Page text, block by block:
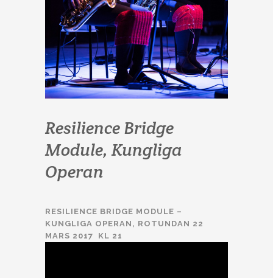
Resilience Bridge
Module, Kungliga
Operan
RESILIENCE BRIDGE MODULE –
KUNGLIGA OPERAN, ROTUNDAN 22
MARS 2017 KL 21